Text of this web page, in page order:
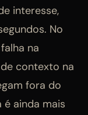
interesse,
No
na
contexto na
fora do
ainda mais